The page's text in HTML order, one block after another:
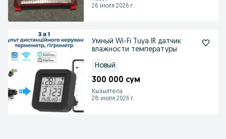
26 июля 2026 г.
Умный Wi-Fi Tuya IR датчик
влажности температуры
Новый
300 000 сум
Кызылтепа
28 июля 2026 г.